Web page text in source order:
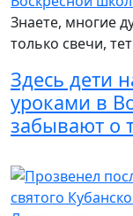
Знаете, многие
только свечи,
Здесь дети
уроками в
забывают о